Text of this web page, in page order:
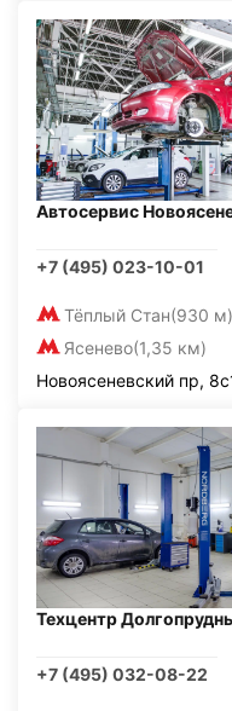
Автосервис
+7 (495) 023-10-01
Тёплый Стан(930 м)
Ясенево(1,35 км)
Новоясеневский пр,
Техцентр
+7 (495) 032-08-22